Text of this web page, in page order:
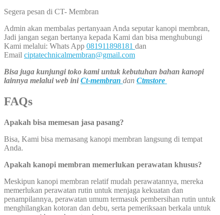
Segera pesan di CT- Membran
Admin akan membalas pertanyaan Anda seputar kanopi membran,
Jadi jangan segan bertanya kepada Kami dan bisa menghubungi
Kami melalui: Whats App 081911898181 dan
Email ciptatechnicalmembran@gmail.com
Bisa juga kunjungi toko kami untuk kebutuhan bahan kanopi
lainnya melalui web iniCt-membran dan Ctmstore
FAQs
Apakah bisa memesan jasa pasang?
Bisa, Kami bisa memasang kanopi membran langsung di tempat
Anda.
Apakah kanopi membran memerlukan perawatan khusus?
Meskipun kanopi membran relatif mudah perawatannya, mereka
memerlukan perawatan rutin untuk menjaga kekuatan dan
penampilannya, perawatan umum termasuk pembersihan rutin untuk
menghilangkan kotoran dan debu, serta pemeriksaan berkala untuk